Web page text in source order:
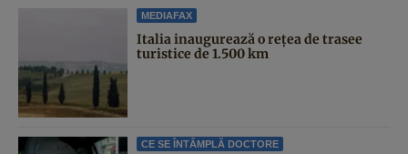
MEDIAFAX
Italia inaugurează o rețea de trasee
turistice de 1.500 km
CE SE ÎNTÂMPLĂ DOCTORE